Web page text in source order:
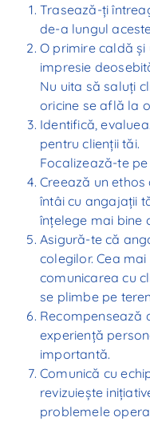
Trasează-ți
de-a lungul
O primire caldă
impresie
Nu uita să saluți
oricine se află la
Identifică,
pentru clienții tăi.
Focalizează-te
Creează un
întâi cu angajații
înțelege mai bine
Asigură-te că
colegilor. Cea
comunicarea cu
se plimbe pe
Recompensează
experiență
importantă.
Comunică cu
revizuiește
problemele